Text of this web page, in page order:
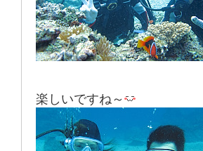
楽しいですね～